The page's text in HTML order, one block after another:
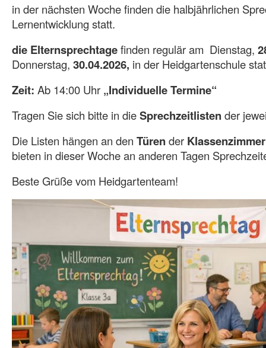
in der nächsten Woche finden die halbjährlichen
Lernentwicklung statt.
die Elternsprechtagefinden regulär am Dienstag,
Donnerstag, 30.04.2026, in der Heidgartenschule
Zeit: Ab 14:00 Uhr „Individuelle Termine“
Tragen Sie sich bitte in dieSprechzeitlisten der
Die Listen hängen an den Türen der Klassenzimmer
bieten in dieser Woche an anderen Tagen
Beste Grüße vom Heidgartenteam!